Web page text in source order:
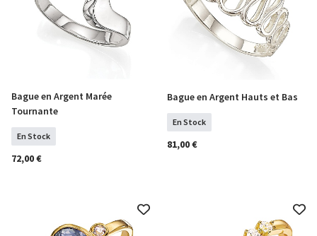
Sélectionner Tailles
Bague en Argent Marée
Tournante
En Stock
72,00 €
Sélectionner Tailles
Bague en Argent Hauts et Bas
En Stock
81,00 €